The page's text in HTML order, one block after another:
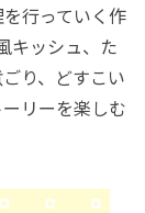
行っていく作
キッシュ、た
り、どすこい
リーを楽しむ